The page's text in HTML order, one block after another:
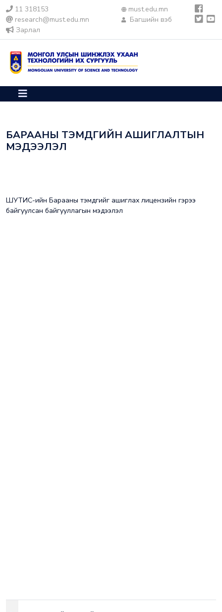
11 318153
research@must.edu.mn
Зарлал
must.edu.mn
Багшийн вэб
БАРААНЫ ТЭМДГИЙН АШИГЛАЛТЫН
МЭДЭЭЛЭЛ
ШУТИС-ийн Барааны тэмдгийг ашиглах лицензийн гэрээ
байгуулсан байгууллагын мэдээлэл